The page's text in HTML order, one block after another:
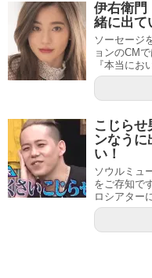
伊右衛
緒に出て
ソーセージ
ョンのCM
『本当に
こじらせ
ンなう
い！
ソウルミュ
をご存知で
ロシアター